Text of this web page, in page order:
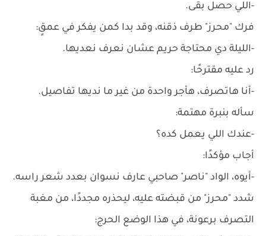
-اللي حصل بقى.
فرك "محرز" طرف ذقنه، وقد بدا كمن يفكر في عمقٍ:
-الليلة دي محتاجة حريم عشان نعرف نعديها.
رد عليه مقترحًا:
-أنا هاتصرف، هأجر واحدة من غير ما نديها تفاصيل.
سأله بنبرة مهتمة:
-عندك اللي يعمل كده؟
أجاب مؤكدًا:
-أيوه، الواد "ناصر" صاحبي عارف نسوان بعدد شعر راسه.
شدد "محرز" من قبضته عليه، ليحذره مجددًا، من مغبة
التصرف برعونة، في هذا الوضع الحرج: